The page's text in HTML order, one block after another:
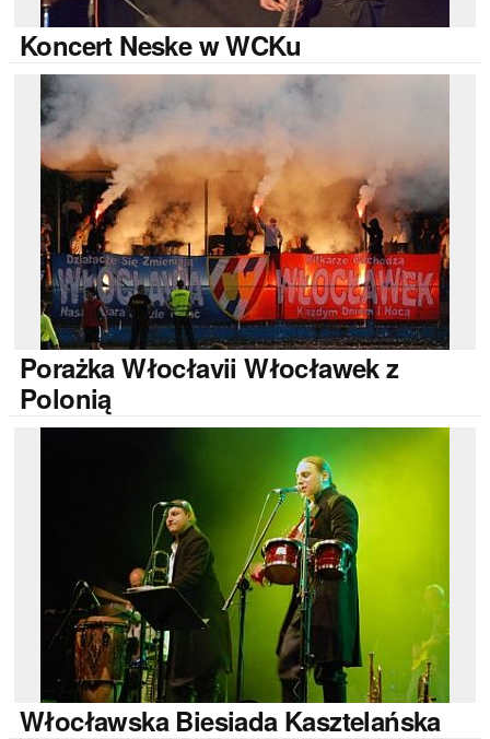
KoncertNeske w WCKu
PorażkaWłocłavii Włocławek z
Polonią
WłocławskaBiesiada Kasztelańska